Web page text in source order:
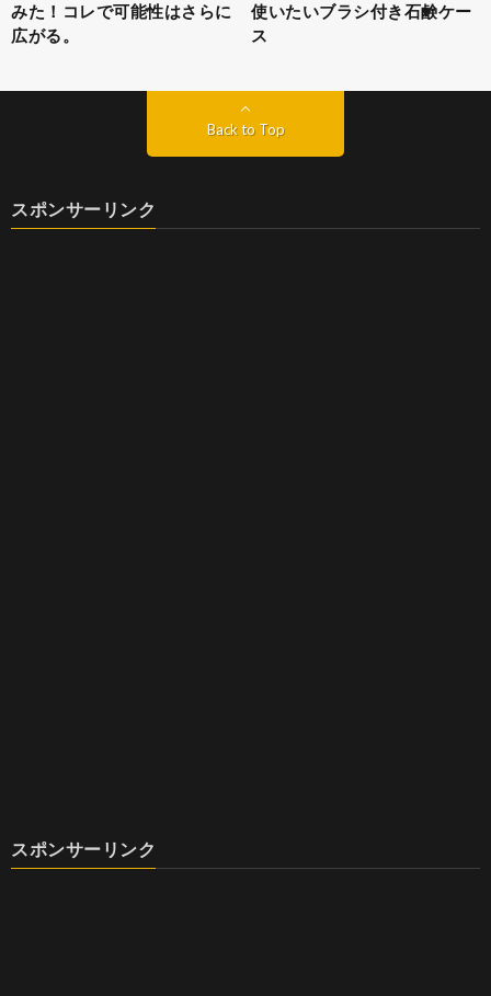
みた！コレで可能性はさらに
広がる。
使いたいブラシ付き石鹸ケー
ス
Back to Top
スポンサーリンク
スポンサーリンク